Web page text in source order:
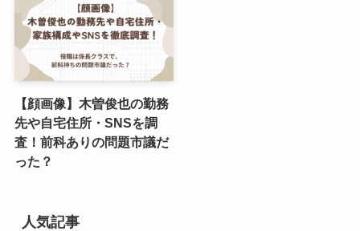
【顔画像】木曽俊也の勤務
先や自宅住所・SNSを調
査！前科ありの問題市議だ
った？
人気記事